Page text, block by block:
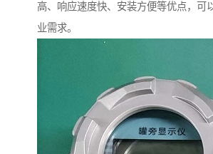
高、响应速度快、安装方便等优点，可
业需求。